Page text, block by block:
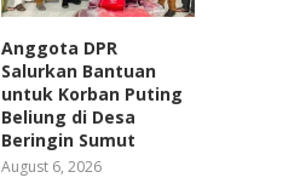
Anggota DPR
Salurkan Bantuan
untuk Korban Puting
Beliung di Desa
Beringin Sumut
August 6, 2026